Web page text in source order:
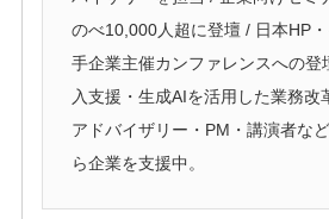
のべ10,000人超に登壇 / 日本HP
手企業主催カンファレンスへの登
入支援・生成AIを活用した業務改
アドバイザリー・PM・講演者な
ら企業を支援中。